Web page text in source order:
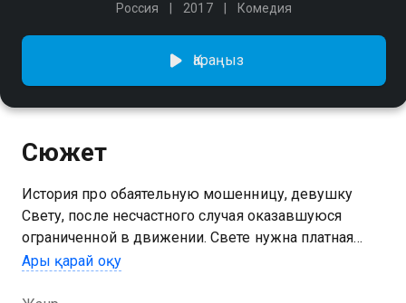
Россия
2017 Комедия
Қараңыз
Сюжет
История про обаятельную мошенницу, девушку
Свету, после несчастного случая оказавшуюся
ограниченной в движении. Свете нужна платная
операция, чтобы вновь встать на ноги. Но как
Ары қарай оқу